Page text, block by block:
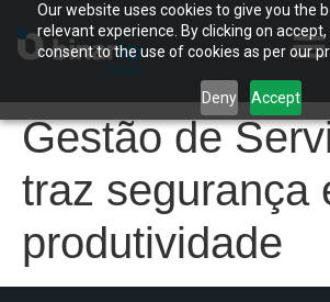
Our website uses cookies to give you the
relevant experience. By clicking on
consent to the use of cookies as per our
Deny Accept
Gestão de
traz segurança
produtividade